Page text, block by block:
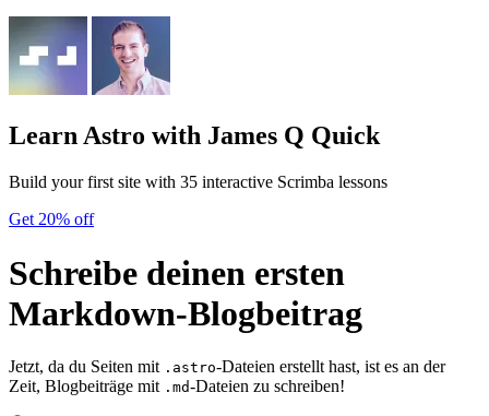
Learn Astro with James Q Quick
Build your first site with 35 interactive Scrimba lessons
Get 20% off
Schreibe deinen ersten
Markdown-Blogbeitrag
Jetzt, da du Seiten mit .astro-Dateien erstellt hast, ist es an der
Zeit, Blogbeiträge mit .md-Dateien zu schreiben!